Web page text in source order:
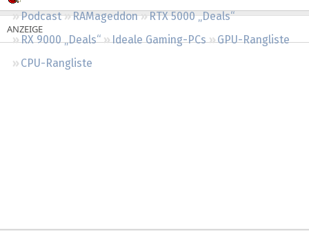
Podcast RAMageddon
RTX 5000 „Deals“
RX 9000 „Deals“
Ideale Gaming-PCs
GPU-Rangliste
CPU-Rangliste